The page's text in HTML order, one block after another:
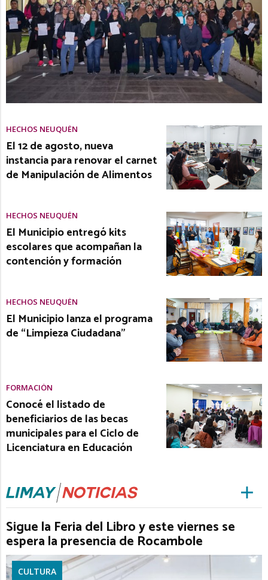
HECHOS NEUQUÉN
El 12 de agosto, nueva
instancia para renovar el carnet
de Manipulación de Alimentos
HECHOS NEUQUÉN
El Municipio entregó kits
escolares que acompañan la
contención y formación
HECHOS NEUQUÉN
El Municipio lanza el programa
de “Limpieza Ciudadana”
FORMACIÓN
Conocé el listado de
beneficiarios de las becas
municipales para el Ciclo de
Licenciatura en Educación
Sigue la Feria del Libro y este viernes se
espera la presencia de Rocambole
CULTURA